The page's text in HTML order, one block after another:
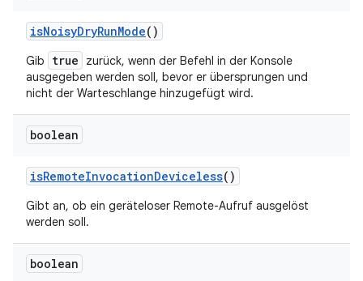
isNoisyDryRunMode()
Gib true
zurück, wenn der Befehl in der Konsole
ausgegeben werden soll, bevor er übersprungen und
nicht der Warteschlange hinzugefügt wird.
boolean
isRemoteInvocationDeviceless()
Gibt an, ob ein geräteloser Remote-Aufruf ausgelöst
werden soll.
boolean